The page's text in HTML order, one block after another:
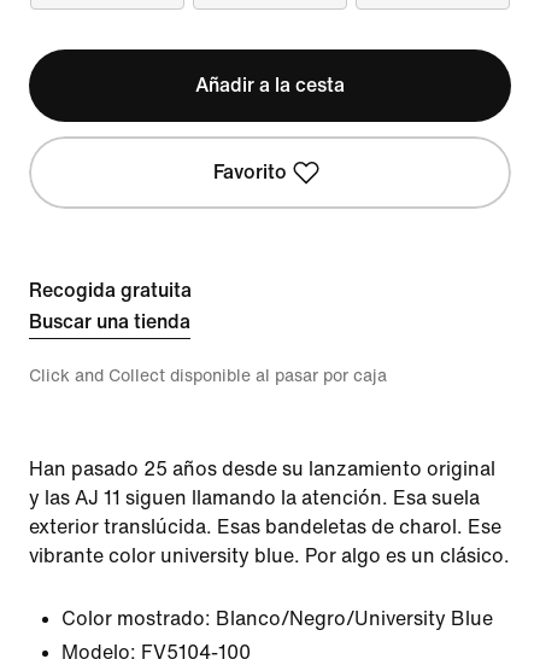
Añadir a la cesta
Favorito
Recogida gratuita
Buscar una tienda
Click and Collect disponible al pasar por caja
Han pasado 25 años desde su lanzamiento original
y las AJ 11 siguen llamando la atención. Esa suela
exterior translúcida. Esas bandeletas de charol. Ese
vibrante color university blue. Por algo es un clásico.
Color mostrado: Blanco/Negro/University Blue
Modelo: FV5104-100